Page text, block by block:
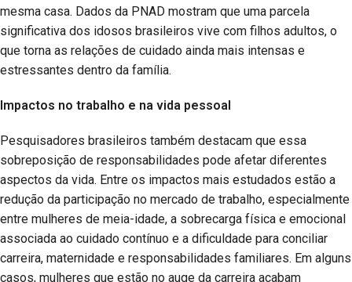
mesma casa. Dados da PNAD mostram que uma parcela
significativa dos idosos brasileiros vive com filhos adultos, o
que torna as relações de cuidado ainda mais intensas e
estressantes dentro da família.
Impactos no trabalho e na vida pessoal
Pesquisadores brasileiros também destacam que essa
sobreposição de responsabilidades pode afetar diferentes
aspectos da vida. Entre os impactos mais estudados estão a
redução da participação no mercado de trabalho, especialmente
entre mulheres de meia-idade, a sobrecarga física e emocional
associada ao cuidado contínuo e a dificuldade para conciliar
carreira, maternidade e responsabilidades familiares. Em alguns
casos, mulheres que estão no auge da carreira acabam